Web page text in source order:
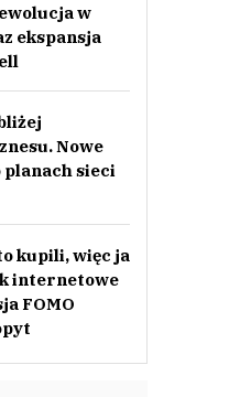
w
ekspansja
Nowe
sieci
kupili, więc ja
internetowe
FOMO